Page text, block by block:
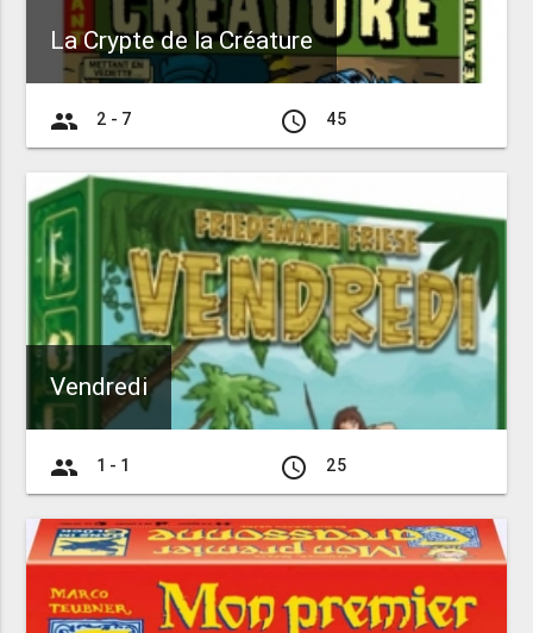
La Crypte de la Créature
group 2 - 7 access_time 45
Vendredi
group 1 - 1 access_time 25